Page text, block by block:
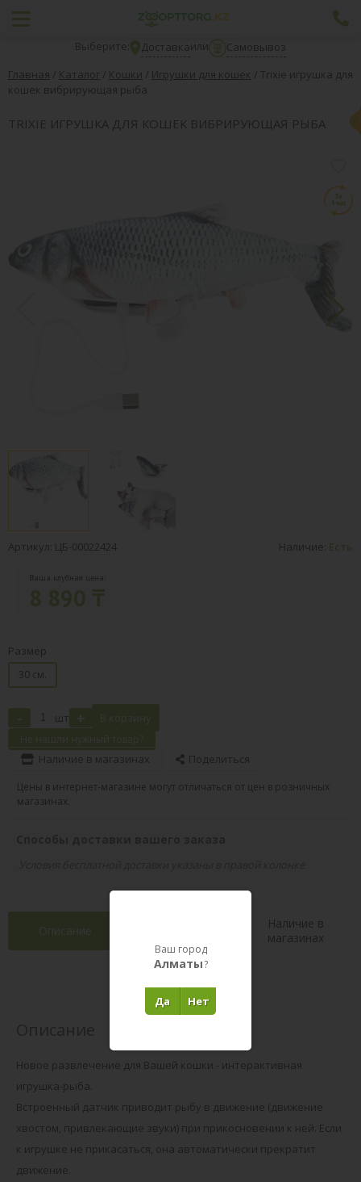
Выберите: Доставкаили
Самовывоз
Главная / Каталог / Кошки / Игрушки для кошек / Trixie игрушка для
кошек вибрирующая рыба
TRIXIE ИГРУШКА ДЛЯ КОШЕК ВИБРИРУЮЩАЯ РЫБА
Артикул: ЦБ-00022424 Наличие: Есть
Ваша клубная цена:
Размер
30 см.
- шт + В корзину
Не нашли нужный товар?
Наличие в магазинах Поделиться
Цены в интернет-магазине могут отличаться от цен в розничных
магазинах.
Описание
Наличие в
магазинах
Новое развлечение для Вашей кошки - интерактивная
игрушка-рыба.
Встроенный датчик приводит рыбу в движение (движение
хвостом, привлекающие звуки) при прикосновении к ней. Если
к игрушке не прикасаться, она автоматически прекратит
движение.
Ваш город
Алматы?
Нет
Да